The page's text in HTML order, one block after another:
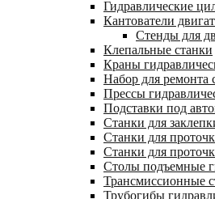
Гидравлические
Кантователи
Стенды для
Клепальные станки
Краны
Набор для ремонта
Прессы
Подставки под
Станки для
Станки для
Станки для
Столы подъемные
Трансмиссионные
Трубогибы